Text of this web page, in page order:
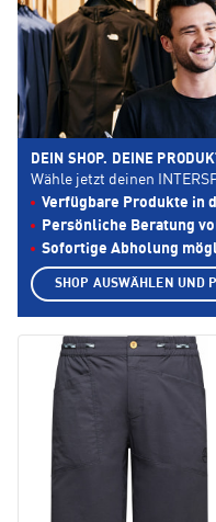
DEIN SHOP. DEINE
Wähle jetzt deinen
Verfügbare Produkte in
Persönliche Beratung
Sofortige Abholung